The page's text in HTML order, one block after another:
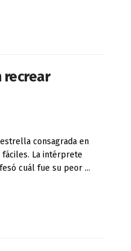
recrear
consagrada en
La intérprete
cuál fue su peor ...